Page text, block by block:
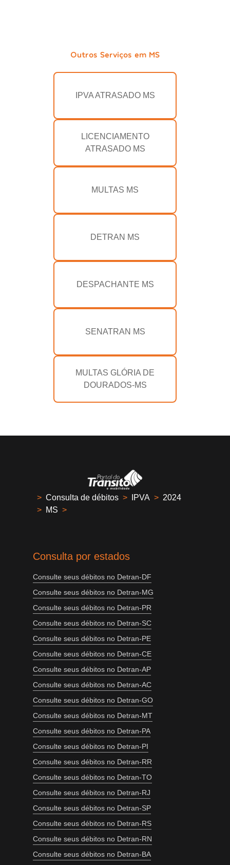
Outros Serviços em MS
IPVA ATRASADO MS
LICENCIAMENTO
ATRASADO MS
MULTAS MS
DETRAN MS
DESPACHANTE MS
SENATRAN MS
MULTAS GLÓRIA DE
DOURADOS-MS
> Consulta de débitos > IPVA > 2024
> MS >
Consulta por estados
Consulte seus débitos no Detran-DF
Consulte seus débitos no Detran-MG
Consulte seus débitos no Detran-PR
Consulte seus débitos no Detran-SC
Consulte seus débitos no Detran-PE
Consulte seus débitos no Detran-CE
Consulte seus débitos no Detran-AP
Consulte seus débitos no Detran-AC
Consulte seus débitos no Detran-GO
Consulte seus débitos no Detran-MT
Consulte seus débitos no Detran-PA
Consulte seus débitos no Detran-PI
Consulte seus débitos no Detran-RR
Consulte seus débitos no Detran-TO
Consulte seus débitos no Detran-RJ
Consulte seus débitos no Detran-SP
Consulte seus débitos no Detran-RS
Consulte seus débitos no Detran-RN
Consulte seus débitos no Detran-BA